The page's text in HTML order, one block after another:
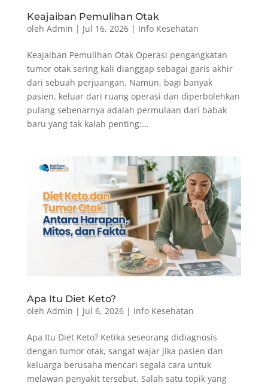
Keajaiban Pemulihan Otak
oleh Admin | Jul 16, 2026| Info Kesehatan
Keajaiban Pemulihan Otak Operasi pengangkatan
tumor otak sering kali dianggap sebagai garis akhir
dari sebuah perjuangan. Namun, bagi banyak
pasien, keluar dari ruang operasi dan diperbolehkan
pulang sebenarnya adalah permulaan dari babak
baru yang tak kalah penting:...
Apa Itu Diet Keto?
oleh Admin | Jul 6, 2026| Info Kesehatan
Apa Itu Diet Keto? Ketika seseorang didiagnosis
dengan tumor otak, sangat wajar jika pasien dan
keluarga berusaha mencari segala cara untuk
melawan penyakit tersebut. Salah satu topik yang